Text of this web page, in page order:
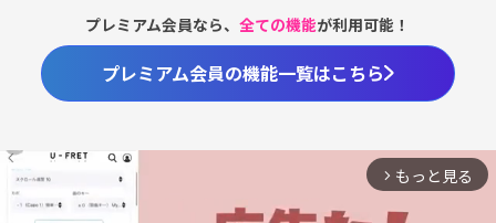
プレミアム会員なら、全ての機能が利用可能！
プレミアム会員の機能一覧はこちら
arrow_forward_ios もっと見る